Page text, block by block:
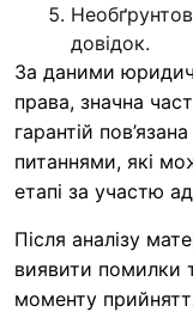
довідок.
За даними
права, значна
гарантій
питаннями, які
етапі за участю
Після аналізу
виявити помилки
моменту